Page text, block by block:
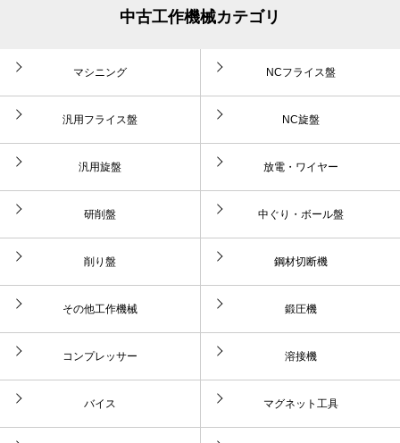
中古工作機械カテゴリ
マシニング NCフライス盤
汎用フライス盤 NC旋盤
汎用旋盤 放電・ワイヤー
研削盤 中ぐり・ボール盤
削り盤 鋼材切断機
その他工作機械 鍛圧機
コンプレッサー 溶接機
バイス マグネット工具